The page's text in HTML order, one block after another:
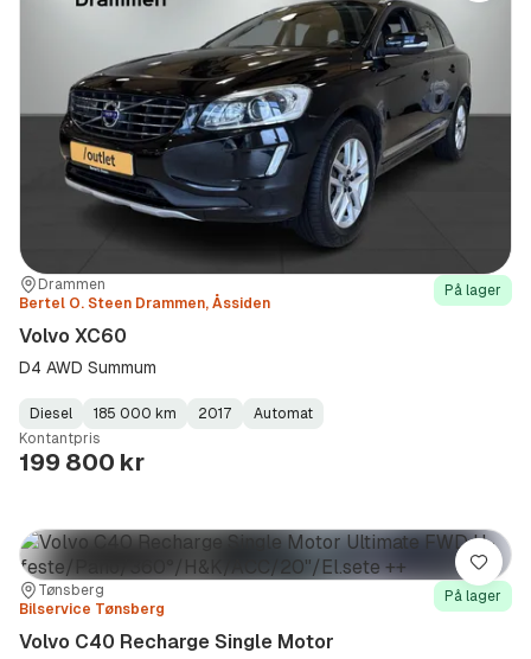
Sted:Drammen
Forhandler:
Bertel O. Steen Drammen, Åssiden
På lager
Volvo XC60
D4 AWD Summum
Fuel
Type:
Diesel
Kilometerstand :
185 000 km
Model
Year:
2017
Gearbox
Type:
Automat
Kontantpris
199 800 kr
Sted:Tønsberg
Forhandler:
Bilservice Tønsberg
På lager
Volvo C40 Recharge Single Motor
Lagre